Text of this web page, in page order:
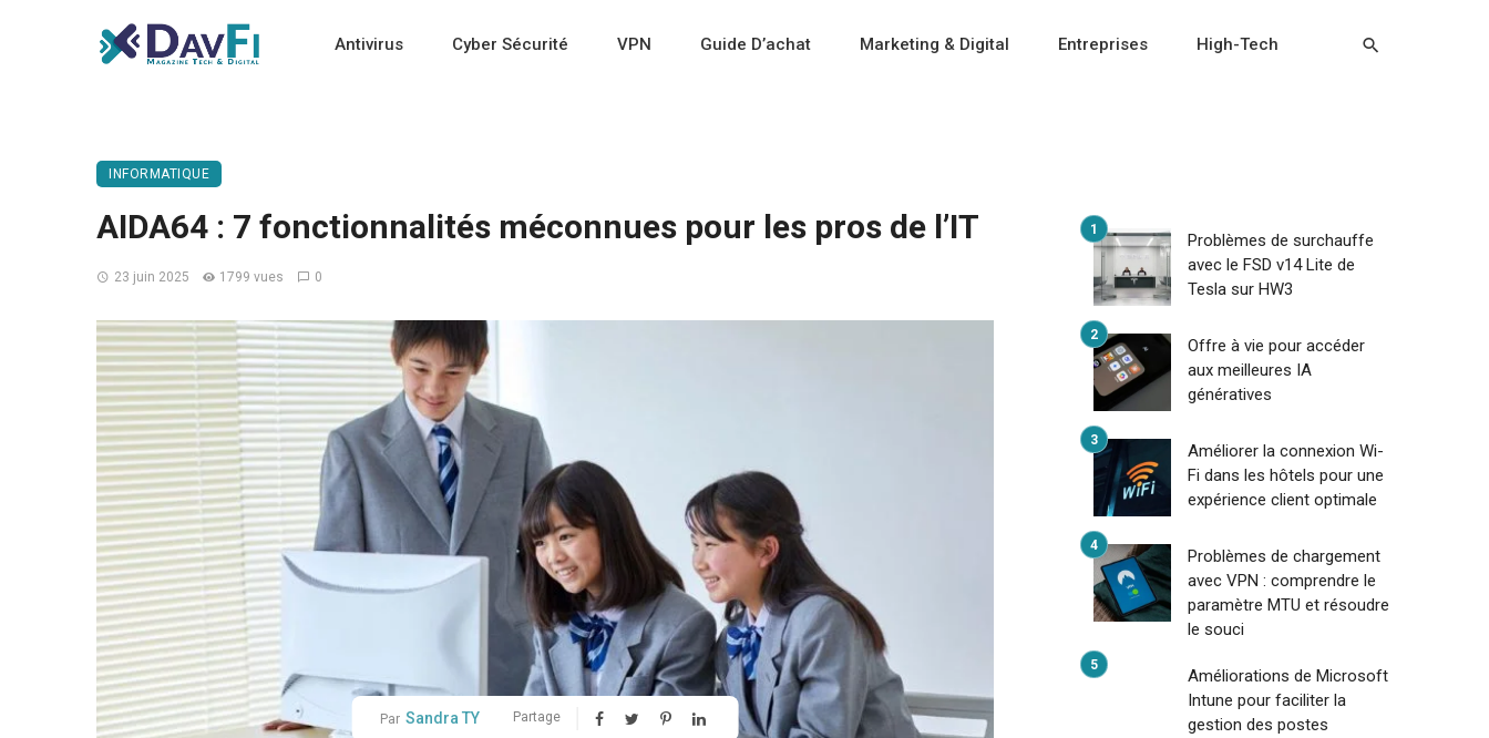
Antivirus Cyber Sécurité VPN Guide D’achat Marketing & Digital Entreprises High-Tech
INFORMATIQUE
AIDA64 : 7 fonctionnalités méconnues pour les pros de l’IT
23 juin 2025 1799 vues 0
Par Sandra TY Partage
Problèmes de surchauffe
avec le FSD v14 Lite de
Tesla sur HW3
Offre à vie pour accéder
aux meilleures IA
génératives
Améliorer la connexion Wi-
Fi dans les hôtels pour une
expérience client optimale
Problèmes de chargement
avec VPN : comprendre le
paramètre MTU et résoudre
le souci
Améliorations de Microsoft
Intune pour faciliter la
gestion des postes